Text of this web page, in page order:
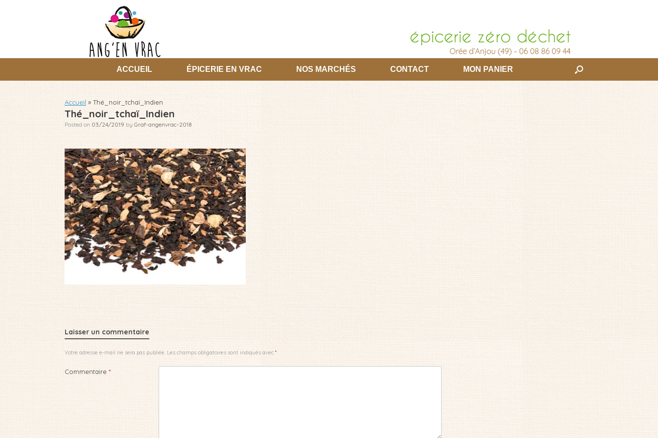
ACCUEIL ÉPICERIE EN VRAC NOS MARCHÉS CONTACT MON PANIER
Accueil » Thé_noir_tchaï_Indien
Thé_noir_tchaï_Indien
Posted on 03/24/2019 by Graf-angenvrac-2018
Laisser un commentaire
Votre adresse e-mail ne sera pas publiée. Les champs obligatoires sont indiqués avec *
Commentaire *